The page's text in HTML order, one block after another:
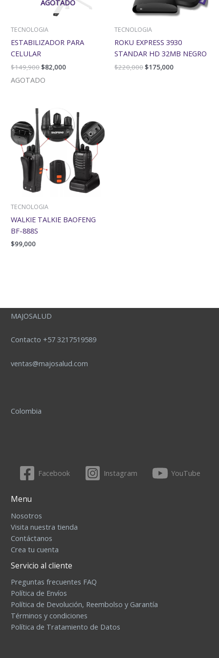
AGOTADO
TECNOLOGIA
ESTABILIZADOR PARA
CELULAR
$149,900$82,000
AGOTADO
TECNOLOGIA
ROKU EXPRESS 3930
STANDAR HD 32MB NEGRO
$220,000$175,000
TECNOLOGIA
WALKIE TALKIE BAOFENG
BF-888S
$99,000
MAJOSALUD
Contacto +57 3217519589
ventas@majosalud.com
Colombia
Facebook Instagram YouTube
Menu
Nosotros
Visita nuestra tienda
Contáctanos
Crea tu cuenta
Servicio al cliente
Preguntas frecuentes FAQ
Política de Envíos
Política de Devolución, Reembolso y Garantía
Términos y condiciones
Política de Tratamiento de Datos